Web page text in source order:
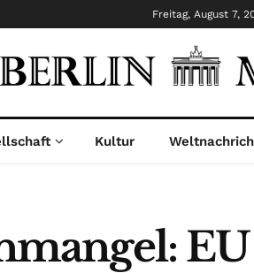
Freitag, August 7,
Kultur